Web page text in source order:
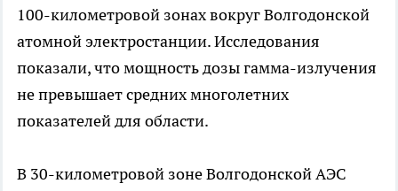
100-километровой зонах вокруг Волгодонской
атомной электростанции. Исследования
показали, что мощность дозы гамма-излучения
не превышает средних многолетних
показателей для области.
В 30-километровой зоне Волгодонской АЭС